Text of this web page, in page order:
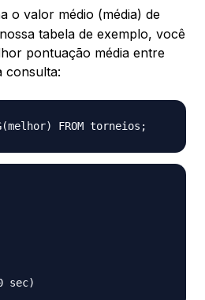
o valor médio (média) de
tabela de exemplo, você
pontuação média entre
consulta:
(melhor) FROM torneios ;